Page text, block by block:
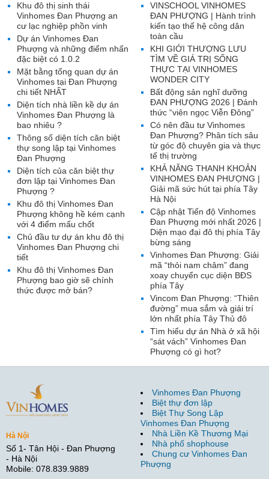
VINSCHOOL VINHOMES
ĐAN PHƯỢNG | Hành trình
kiến tạo thế hệ công dân
toàn cầu
KHI GIỚI THƯỢNG LƯU
TÌM VỀ GIÁ TRỊ SỐNG
THỰC TẠI VINHOMES
WONDER CITY
Bất động sản nghĩ dưỡng
ĐAN PHƯỢNG 2026 | Đánh
thức “viên ngọc Viễn Đông”
Có nên đầu tư Vinhomes
Đan Phượng? Phân tích sâu
từ góc độ chuyên gia và thực
tế thị trường
KHẢ NĂNG THANH KHOẢN
VINHOMES ĐAN PHƯỢNG |
Giải mã sức hút tại phía Tây
Hà Nội
Cập nhật Tiến độ Vinhomes
Đan Phượng mới nhất 2026 |
Diện mạo đại đô thị phía Tây
bừng sáng
Vinhomes Đan Phượng: Giải
mã “thỏi nam châm” đang
xoay chuyển cục diện BĐS
phía Tây
Vincom Đan Phượng: “Thiên
đường” mua sắm và giải trí
lớn nhất phía Tây Thủ đô
Tìm hiểu dự án Nhà ở xã hội
“sát vách” Vinhomes Đan
Phượng có gì hot?
Khu đô thị sinh thái
Vinhomes Đan Phượng an
cư lạc nghiệp phồn vinh
Dự án Vinhomes Đan
Phượng và những điểm nhấn
đặc biệt có 1.0.2
Mặt bằng tổng quan dự án
Vinhomes tại Đan Phượng
chi tiết NHẤT
Diện tích nhà liền kề dự án
Vinhomes Đan Phượng là
bao nhiêu ?
Thông số diện tích căn biệt
thự song lập tại Vinhomes
Đan Phượng
Diện tích của căn biệt thự
đơn lập tại Vinhomes Đan
Phượng ?
Khu đô thị Vinhomes Đan
Phượng không hề kém cạnh
với 4 điểm mấu chốt
Chủ đầu tư dự án khu đô thị
Vinhomes Đan Phượng chi
tiết
Khu đô thị Vinhomes Đan
Phượng bao giờ sẽ chính
thức được mở bán?
Hà Nội
Số 1- Tân Hội - Đan Phượng
- Hà Nội
Mobile: 078.839.9889
Vinhomes Đan Phượng
Biệt thự đơn lập
Biệt Thự Song Lập
Vinhomes Đan Phượng
Nhà Liền Kề Thương Mại
Nhà phố shophouse
Chung cư Vinhomes Đan
Phượng